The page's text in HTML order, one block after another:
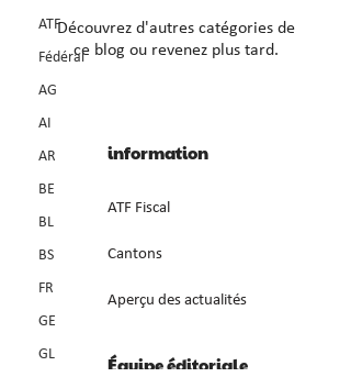
ATF
Fédéral
AG
AI
AR
BE
BL
BS
FR
GE
GL
Découvrez d'autres catégories de
ce blog ou revenez plus tard.
information
ATF Fiscal
Cantons
Aperçu des actualités
Équipe éditoriale